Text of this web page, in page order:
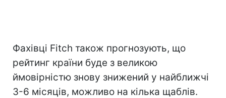
Фахівці Fitch також прогнозують, що
рейтинг країни буде з великою
ймовірністю знову знижений у найближчі
3-6 місяців, можливо на кілька щаблів.